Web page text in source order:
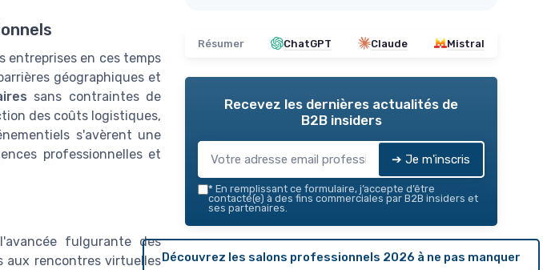
entreprises en ces temps
géographiques et
sans contraintes de
des coûts logistiques,
s'avèrent une
professionnelles et
fulgurante des
aux rencontres virtuelles
Résumer ChatGPT Claude Mistral
Recevez les dernières actualités de
B2B insiders
➔ Je m'inscris
* En remplissant ce formulaire, j’accepte d’être
contacté(e) à des fins commerciales par B2B insiders et
ses partenaires.
Découvrez les salons professionnels 2026 à ne pas manquer